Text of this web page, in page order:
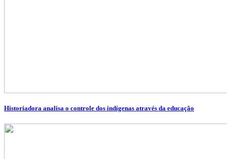
Historiadora analisa o controle dos indígenas através da educação